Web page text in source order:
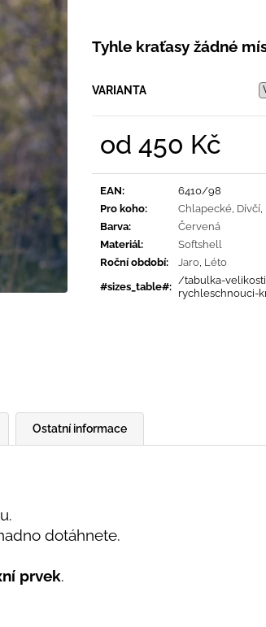
Tyhle kraťasy žádné
VARIANTA
od 450 Kč
EAN:
6410/98
Pro koho: Chlapecké Dívčí
Barva:
Červená
Materiál:
Softshell
Roční období: Jaro Léto
#sizes_table#:
/tabulka-
rychleschnouci-
Ostatní informace
dotáhnete.
prvek.